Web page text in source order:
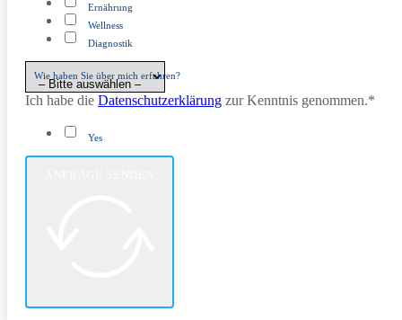
Ernährung
Wellness
Diagnostik
Wie haben Sie über mich erfahren?
Ich habe die Datenschutzerklärung zur Kenntnis genommen.*
Yes